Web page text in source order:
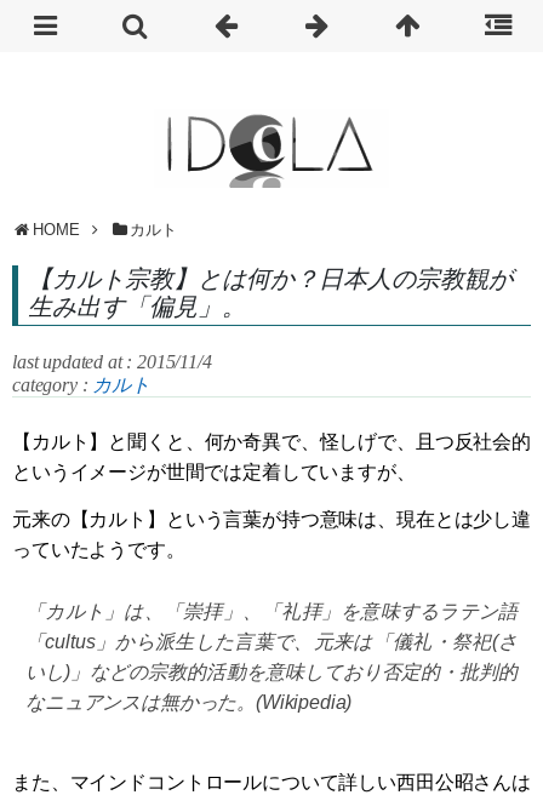
HOME カルト
【カルト宗教】とは何か？日本人の宗教観が
生み出す「偏見」。
last updated at : 2015/11/4
category : カルト
【カルト】と聞くと、何か奇異で、怪しげで、且つ反社会的
というイメージが世間では定着していますが、
元来の【カルト】という言葉が持つ意味は、現在とは少し違
っていたようです。
「カルト」は、「崇拝」、「礼拝」を意味するラテン語
「cultus」 から派生した言葉で、元来は「儀礼・祭祀(さ
いし)」などの宗教的活動を意味しており否定的・批判的
なニュアンスは無かった。(Wikipedia)
また、マインドコントロールについて詳しい西田公昭さんは